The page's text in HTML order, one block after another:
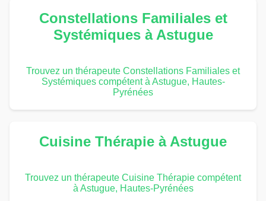
Constellations Familiales et
Systémiques à Astugue
Trouvez un thérapeute Constellations Familiales et
Systémiques compétent à Astugue, Hautes-
Pyrénées
Cuisine Thérapie à Astugue
Trouvez un thérapeute Cuisine Thérapie compétent
à Astugue, Hautes-Pyrénées